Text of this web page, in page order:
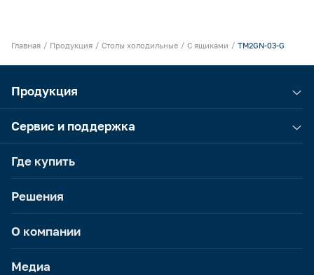
Главная Продукция Столы холодильные С ящиками TM2GN-03-G
Продукция
Сервис и поддержка
Где купить
Решения
О компании
Медиа